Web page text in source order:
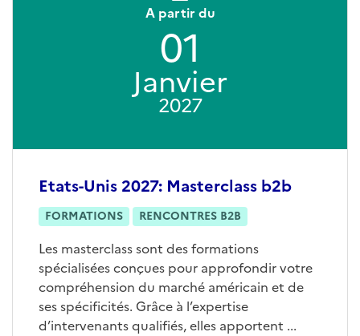
Etats-Unis 2027: Masterclass b2b
FORMATIONS RENCONTRES B2B
Les masterclass sont des formations
spécialisées conçues pour approfondir votre
compréhension du marché américain et de
ses spécificités. Grâce à l’expertise
d’intervenants qualifiés, elles apportent ...
A partir du
01
Janvier
2027